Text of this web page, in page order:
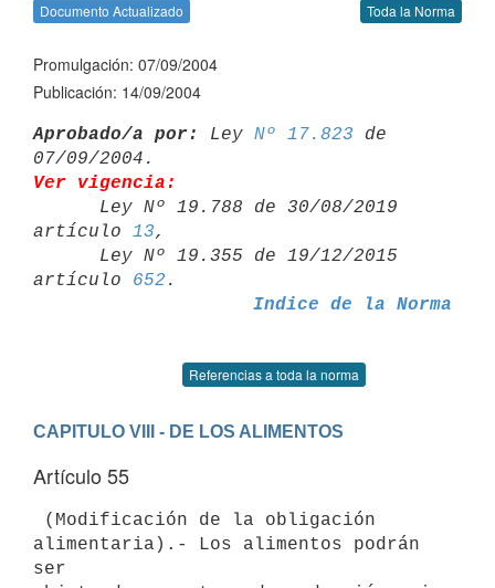
Documento Actualizado Toda la Norma
Promulgación: 07/09/2004
Publicación: 14/09/2004
Aprobado/a por: Ley Nº 17.823 de
Ver vigencia:
artículo 13,
artículo 652
Indice de la Norma
Referencias a toda la norma
CAPITULO VIII - DE LOS ALIMENTOS
Artículo 55
alimentaria).- Los alimentos podrán
ser